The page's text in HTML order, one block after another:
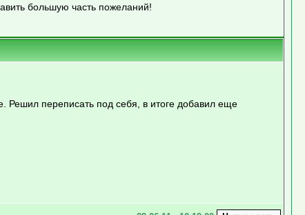
большую часть пожеланий!
переписать под себя, в итоге добавил еще